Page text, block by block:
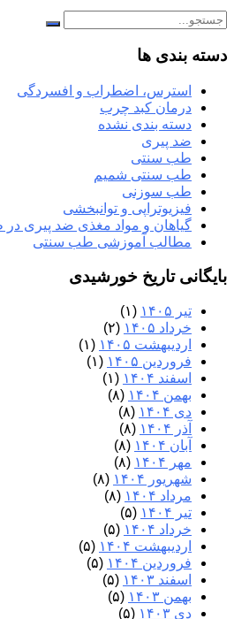
دسته بندی ها
استرس، اضطراب و افسردگی
درمان کبد چرب
دسته بندی نشده
ضد پیری
طب سنتی
طب سنتی شمیم
طب سوزنی
فیزیوتراپی و توانبخشی
گیاهان و مواد مغذی ضد پیری
مطالب آموزشی طب سنتی
بایگانی تاریخ خورشیدی
تیر ۱۴۰۵
(۱)
خرداد ۱۴۰۵
(۲)
اردیبهشت ۱۴۰۵
(۱)
فروردین ۱۴۰۵
(۱)
اسفند ۱۴۰۴
(۱)
بهمن ۱۴۰۴
(۸)
دی ۱۴۰۴
(۸)
آذر ۱۴۰۴
(۸)
آبان ۱۴۰۴
(۸)
مهر ۱۴۰۴
(۸)
شهریور ۱۴۰۴
(۸)
مرداد ۱۴۰۴
(۸)
تیر ۱۴۰۴
(۵)
خرداد ۱۴۰۴
(۵)
اردیبهشت ۱۴۰۴
(۵)
فروردین ۱۴۰۴
(۵)
اسفند ۱۴۰۳
(۵)
بهمن ۱۴۰۳
(۵)
دی ۱۴۰۳
(۵)